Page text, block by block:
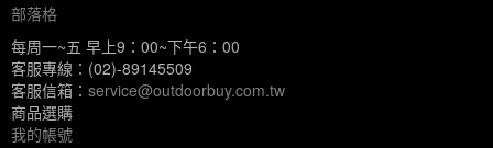
部落格
每周一~五 早上9：00~下午6：00
客服專線：(02)-89145509
客服信箱： service@outdoorbuy.com.tw
商品選購
我的帳號